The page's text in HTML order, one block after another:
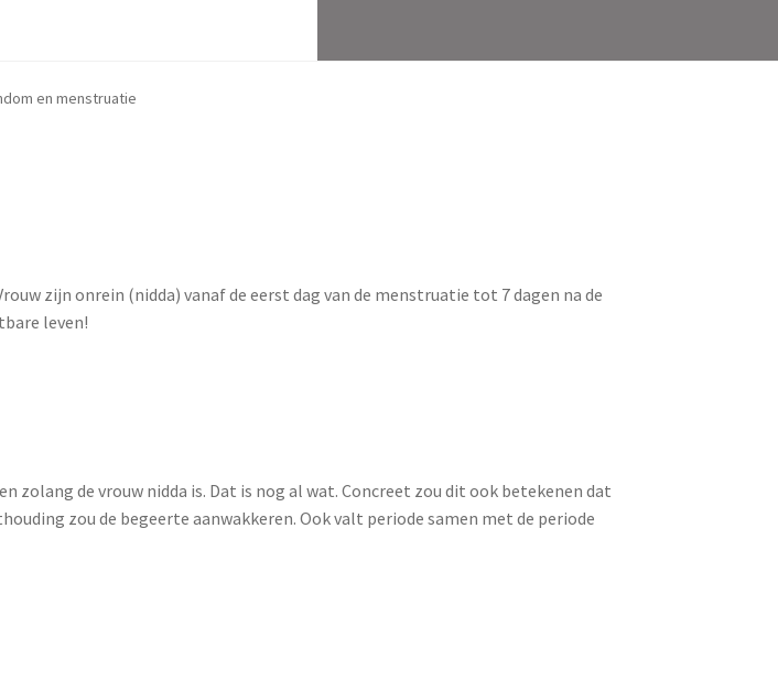
en menstruatie
zijn onrein (nidda) vanaf de eerst dag van de menstruatie tot 7 dagen na de
leven!
de vrouw nidda is. Dat is nog al wat. Concreet zou dit ook betekenen dat
zou de begeerte aanwakkeren. Ook valt periode samen met de periode